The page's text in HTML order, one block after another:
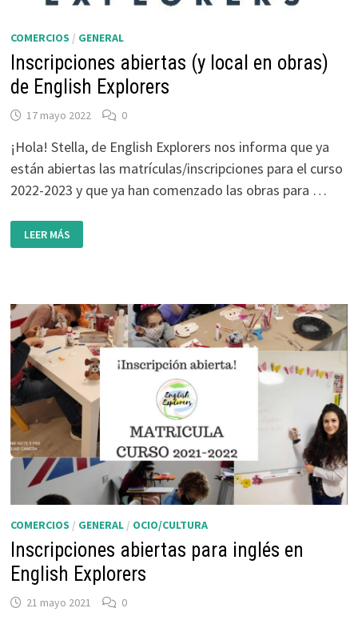
COMERCIOS / GENERAL
Inscripciones abiertas (y local en obras)
de English Explorers
17 mayo 2022 0
¡Hola! Stella, de English Explorers nos informa que ya
están abiertas las matrículas/inscripciones para el curso
2022-2023 y que ya han comenzado las obras para …
INSCRIPCIONES
ABIERTAS
(Y
ENGLISH
EXPLORERS
LEER MÁS
COMERCIOS / GENERAL/ OCIO/CULTURA
Inscripciones abiertas para inglés en
English Explorers
21 mayo 2021 0